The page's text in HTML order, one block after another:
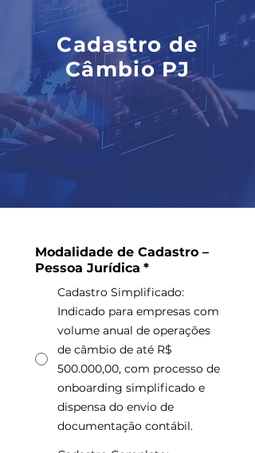
Cadastro de
Câmbio PJ
Modalidade de Cadastro –
Pessoa Jurídica *
Cadastro Simplificado:
Indicado para empresas com
volume anual de operações
de câmbio de até R$
500.000,00, com processo de
onboarding simplificado e
dispensa do envio de
documentação contábil.